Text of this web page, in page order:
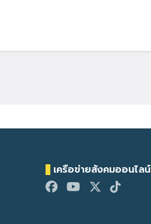
เครือข่ายสังคมออนไลน์